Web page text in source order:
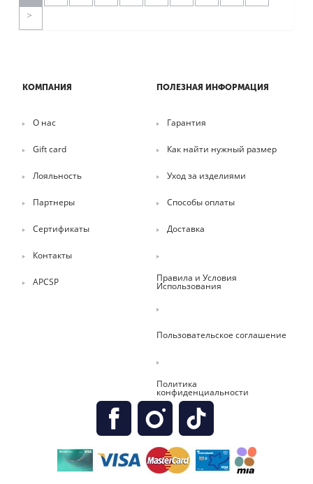
КОМПАНИЯ
О нас
Gift card
Лояльность
Партнеры
Сертификаты
Контакты
APCSP
ПОЛЕЗНАЯ ИНФОРМАЦИЯ
Гарантия
Как найти нужный размер
Уход за изделиями
Способы оплаты
Доставка
Правила и Условия
Использования
Пользовательское соглашение
Политика
конфиденциальности